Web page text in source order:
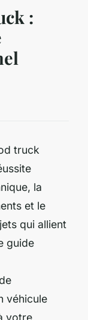
:
truck
la
et le
qui allient
guide
véhicule
votre